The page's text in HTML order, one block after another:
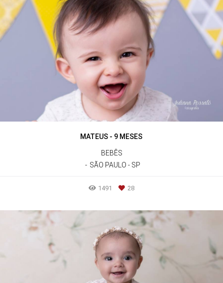
MATEUS - 9 MESES
BEBÊS
SÃO PAULO - SP
1491 28